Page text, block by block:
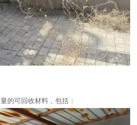
的可回收材料，包括：